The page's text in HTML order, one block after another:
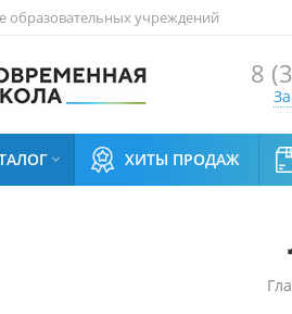
образовательных учреждений
8
 ХИТЫ ПРОДАЖ